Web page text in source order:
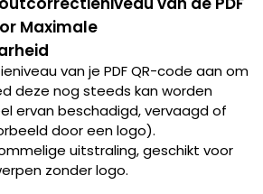
Maximale
van je PDF QR-code aan om
deze nog steeds kan worden
ervan beschadigd, vervaagd of
door een logo).
uitstraling, geschikt voor
zonder logo.